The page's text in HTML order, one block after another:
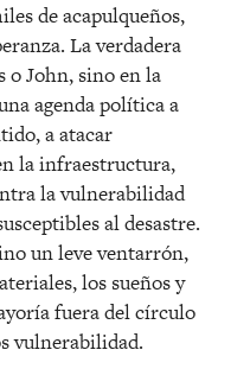
de acapulqueños,
La verdadera
o John, sino en la
agenda política a
a atacar
la infraestructura,
la vulnerabilidad
al desastre.
un leve ventarrón,
los sueños y
fuera del círculo
vulnerabilidad.